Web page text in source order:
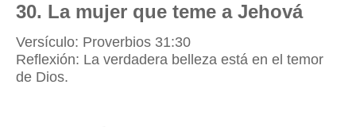
30. La mujer que teme a Jehová
Versículo: Proverbios 31:30
Reflexión: La verdadera belleza está en el temor
de Dios.